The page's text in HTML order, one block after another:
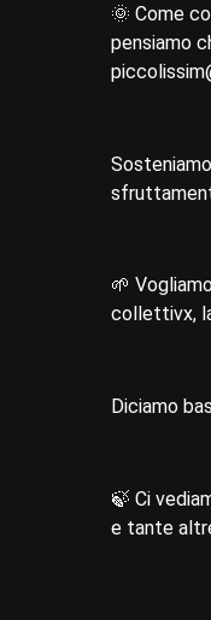
🌞 Come
pensiamo
🌱
collettivx,
Diciamo
🍃 Ci
e tante